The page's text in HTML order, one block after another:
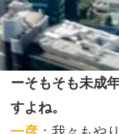
ーそもそも未成
すよね。